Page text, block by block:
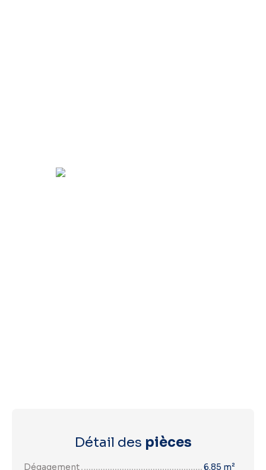
Détail des pièces
Dégagement 6.85 m²